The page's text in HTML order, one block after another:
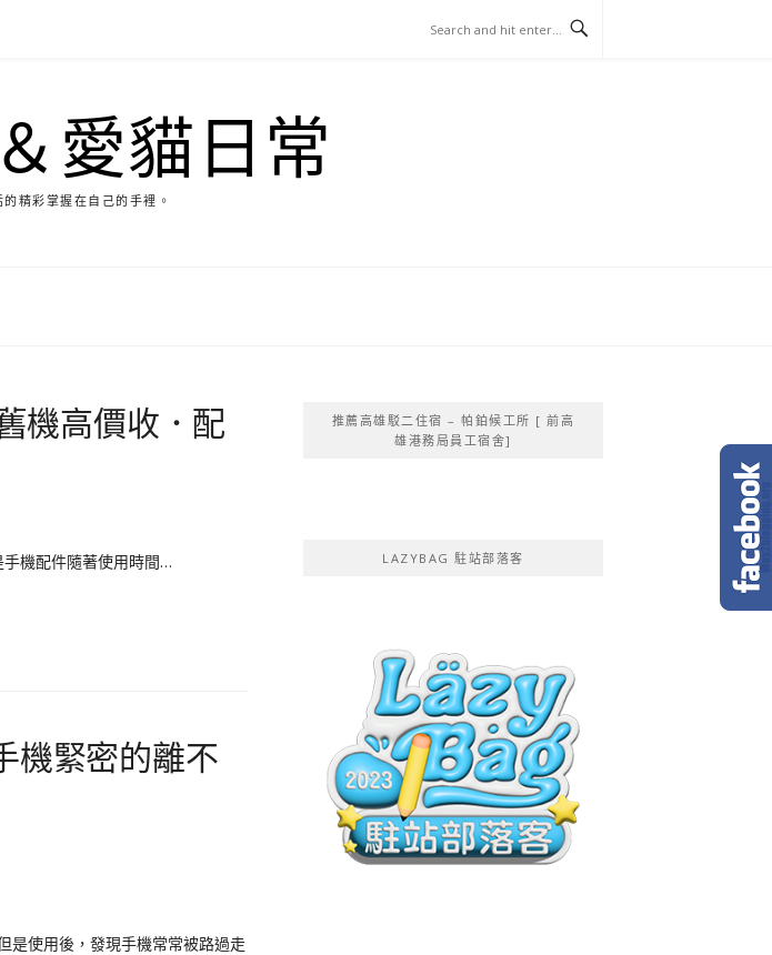
愛貓日常
精彩掌握在自己的手裡。
機高價收．配
機配件隨著使用時間…
機緊密的離不
是使用後，發現手機常常被路過走
推薦高雄駁二住宿 – 帕鉑候工所 [ 前高
雄港務局員工宿舍]
LAZYBAG 駐站部落客